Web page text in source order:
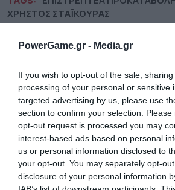
PowerGame.gr - Media.gr
If you wish to opt-out of the sale,
processing of your personal or sensitive
targeted advertising by us, please use
section to confirm your selection.
opt-out request is processed you may
interest-based ads based on personal
us or personal information disclosed to
your opt-out. You may separately opt-
disclosure of your personal information
ΧΡΗΣΤΟΣ ΣΤΑΪΚΟΥΡΑΣ